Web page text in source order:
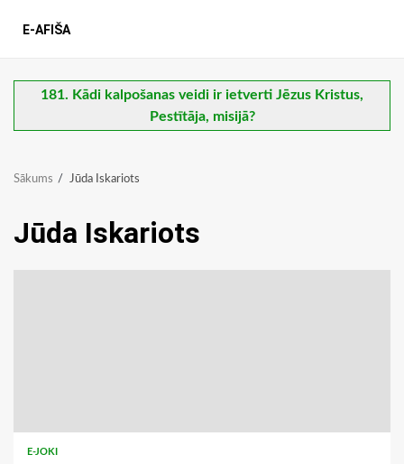
E-AFIŠA
181. Kādi kalpošanas veidi ir ietverti Jēzus Kristus,
Pestītāja, misijā?
Sākums Jūda Iskariots
Jūda Iskariots
E-JOKI